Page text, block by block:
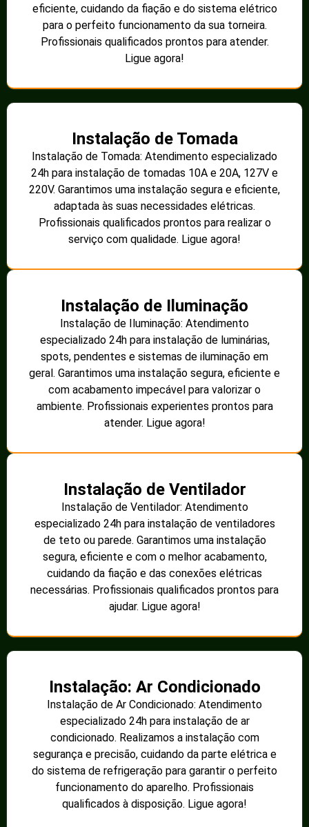
eficiente, cuidando da fiação e do sistema elétrico
para o perfeito funcionamento da sua torneira.
Profissionais qualificados prontos para atender.
Ligue agora!
Instalação de Tomada
Instalação de Tomada: Atendimento especializado
24h para instalação de tomadas 10A e 20A, 127V e
220V. Garantimos uma instalação segura e eficiente,
adaptada às suas necessidades elétricas.
Profissionais qualificados prontos para realizar o
serviço com qualidade. Ligue agora!
Instalação de Iluminação
Instalação de Iluminação: Atendimento
especializado 24h para instalação de luminárias,
spots, pendentes e sistemas de iluminação em
geral. Garantimos uma instalação segura, eficiente e
com acabamento impecável para valorizar o
ambiente. Profissionais experientes prontos para
atender. Ligue agora!
Instalação de Ventilador
Instalação de Ventilador: Atendimento
especializado 24h para instalação de ventiladores
de teto ou parede. Garantimos uma instalação
segura, eficiente e com o melhor acabamento,
cuidando da fiação e das conexões elétricas
necessárias. Profissionais qualificados prontos para
ajudar. Ligue agora!
Instalação: Ar Condicionado
Instalação de Ar Condicionado: Atendimento
especializado 24h para instalação de ar
condicionado. Realizamos a instalação com
segurança e precisão, cuidando da parte elétrica e
do sistema de refrigeração para garantir o perfeito
funcionamento do aparelho. Profissionais
qualificados à disposição. Ligue agora!